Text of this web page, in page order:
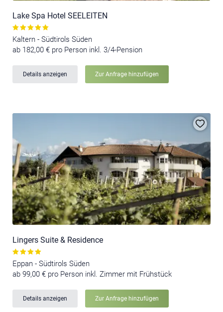
Lake Spa Hotel SEELEITEN
Kaltern - Südtirols Süden
ab 182,00 € pro Person inkl. 3/4-Pension
Details anzeigen Zur Anfrage hinzufügen
Lingers Suite & Residence
Eppan - Südtirols Süden
ab 99,00 € pro Person inkl. Zimmer mit Frühstück
Details anzeigen Zur Anfrage hinzufügen